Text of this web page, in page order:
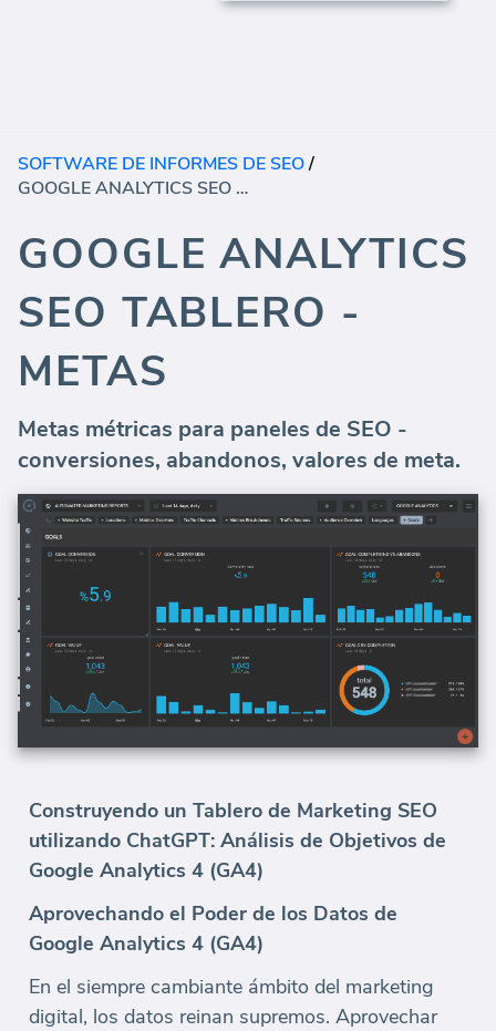
SOFTWARE DE INFORMES DE SEO/
GOOGLE ANALYTICS SEO TABLERO - METAS
GOOGLE ANALYTICS
SEO TABLERO -
METAS
Metas métricas para paneles de SEO -
conversiones, abandonos, valores de meta.
Construyendo un Tablero de Marketing SEO
utilizando ChatGPT: Análisis de Objetivos de
Google Analytics 4 (GA4)
Aprovechando el Poder de los Datos de
Google Analytics 4 (GA4)
En el siempre cambiante ámbito del marketing
digital, los datos reinan supremos. Aprovechar